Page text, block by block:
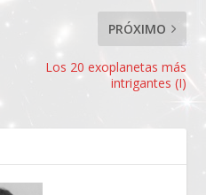
PRÓXIMO
Los 20 exoplanetas más
intrigantes (I)